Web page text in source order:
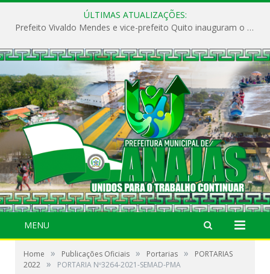
ÚLTIMAS ATUALIZAÇÕES:
Prefeito Vivaldo Mendes e vice-prefeito Quito inauguram o CAPS e fortalecem a saúde pública em Anajás.
MENU
Home » Publicações Oficiais » Portarias »
PORTARIAS
2022 » PORTARIA Nº3264-2021-SEMAD-PMA